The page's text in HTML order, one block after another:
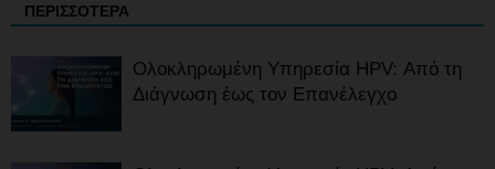
ΠΕΡΙΣΣΟΤΕΡΑ
Ολοκληρωμένη Υπηρεσία HPV: Από τη
Διάγνωση έως τον Επανέλεγχο